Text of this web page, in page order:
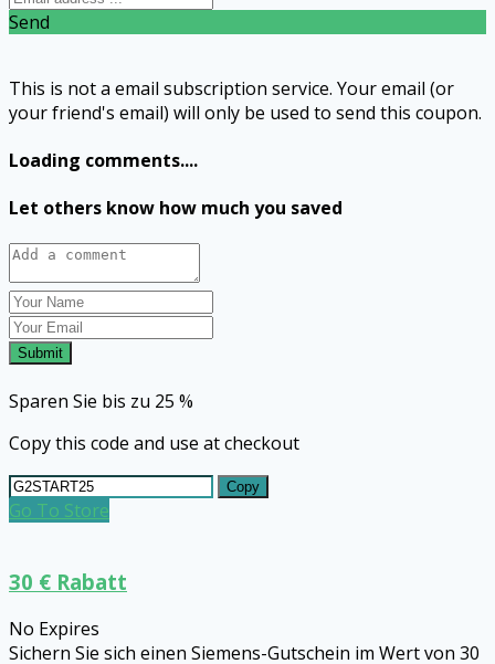
Send
This is not a email subscription service. Your email (or
your friend's email) will only be used to send this coupon.
Loading comments....
Let others know how much you saved
Submit
Sparen Sie bis zu 25 %
Copy this code and use at checkout
Copy
Go To Store
30 € Rabatt
No Expires
Sichern Sie sich einen Siemens-Gutschein im Wert von 30